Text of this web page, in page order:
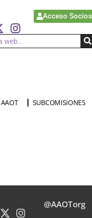
Acceso Socios
SUBCOMISIONES
@AAOTorg